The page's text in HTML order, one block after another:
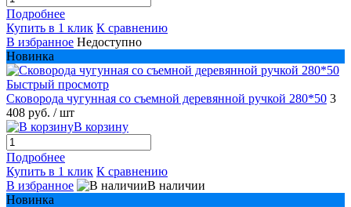
Подробнее
Купить в 1 клик К сравнению
В избранное Недоступно
Новинка
Быстрый просмотр
Сковорода чугунная со съемной деревянной ручкой 280*50 3
408 руб. / шт
В корзину
Подробнее
Купить в 1 клик К сравнению
В избранное
В наличии
Новинка